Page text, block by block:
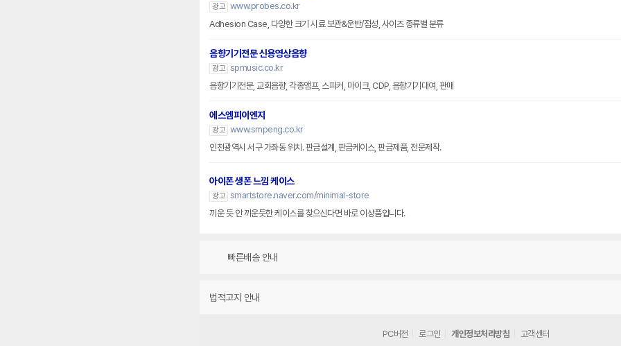
광고 www.probes.co.kr
Adhesion Case, 다양한 크기 시료 보관&운반/점성, 사이즈 종류별 분류
음향기기전문 신용영상음향
광고 spmusic.co.kr
음향기기전문, 교회음향, 각종앰프, 스피커, 마이크, CDP, 음향기기대여, 판매
에스엠피이엔지
광고 www.smpeng.co.kr
인천광역시 서구 가좌동 위치. 판금설계, 판금케이스, 판금제품, 전문제작.
아이폰 생폰 느낌 케이스
광고 smartstore.naver.com/minimal-store
끼운 듯 안 끼운듯한 케이스를 찾으신다면 바로 이상품입니다.
빠른배송 안내
법적고지 안내
PC버전 로그인 개인정보처리방침 고객센터